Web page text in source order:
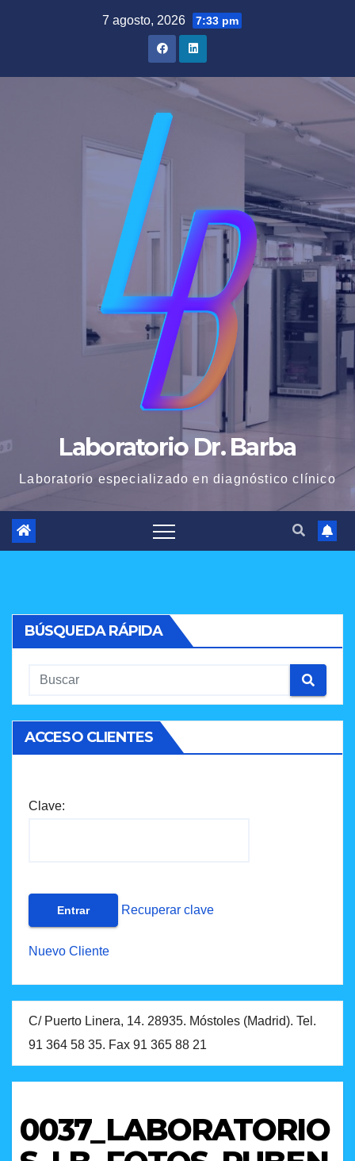
7 agosto, 2026 7:33 pm
Laboratorio Dr. Barba
Laboratorio especializado en diagnóstico clínico
BÚSQUEDA RÁPIDA
ACCESO CLIENTES
Clave:
Recuperar clave
Nuevo Cliente
C/ Puerto Linera, 14. 28935. Móstoles (Madrid). Tel.
91 364 58 35. Fax 91 365 88 21
0037_LABORATORIO